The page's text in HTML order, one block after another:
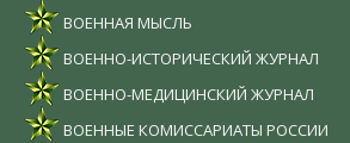
ВОЕННАЯ МЫСЛЬ
ВОЕННО-ИСТОРИЧЕСКИЙ ЖУРНАЛ
ВОЕННО-МЕДИЦИНСКИЙ ЖУРНАЛ
ВОЕННЫЕ КОМИССАРИАТЫ РОССИИ